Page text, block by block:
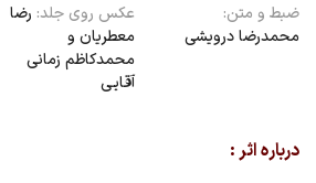
ضبط و متن:
محمدرضا درویشی
عکس روی جلد: رضا
معطریان و
محمدکاظم زمانی
آقایی
درباره اثر :